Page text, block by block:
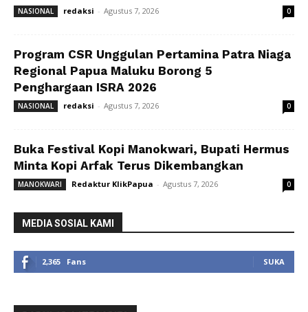
NASIONAL redaksi - Agustus 7, 2026 0
Program CSR Unggulan Pertamina Patra Niaga
Regional Papua Maluku Borong 5
Penghargaan ISRA 2026
NASIONAL redaksi - Agustus 7, 2026 0
Buka Festival Kopi Manokwari, Bupati Hermus
Minta Kopi Arfak Terus Dikembangkan
MANOKWARI Redaktur KlikPapua - Agustus 7, 2026 0
MEDIA SOSIAL KAMI
2,365 Fans SUKA